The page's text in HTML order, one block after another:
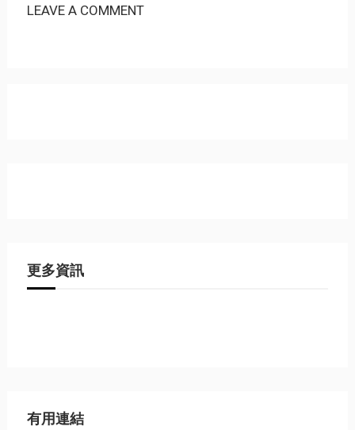
LEAVE A COMMENT
更多資訊
有用連結